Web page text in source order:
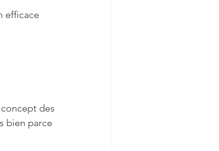
bien parce